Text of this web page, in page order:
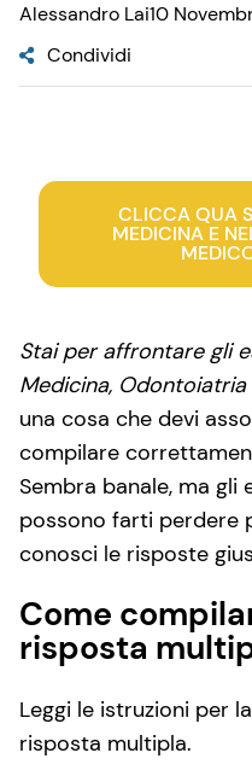
Alessandro Lai10
Condividi
CLICCA QUA
MEDICINA E
Stai per affrontare gli
Medicina,
una cosa che devi
compilare
Sembra banale, ma
possono farti perdere
conosci le risposte
Come
risposta
Leggi le istruzioni per
risposta multipla.